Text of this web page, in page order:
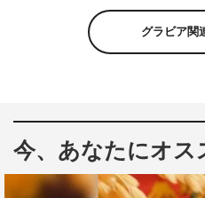
だかまりや不満、心の中では
えなかった言葉など、今だか
このたび、芸能界の大ご意
能人に説教をする企画“美川
らかに宣言した坂口杏里が登
グラビア関
今、あなたにオス